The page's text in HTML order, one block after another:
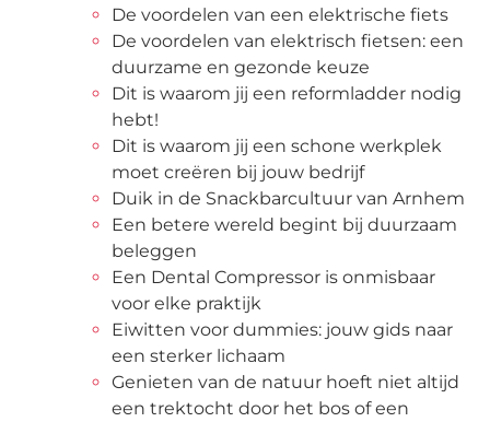
De voordelen van een elektrische fiets
De voordelen van elektrisch fietsen: een
duurzame en gezonde keuze
Dit is waarom jij een reformladder nodig
hebt!
Dit is waarom jij een schone werkplek
moet creëren bij jouw bedrijf
Duik in de Snackbarcultuur van Arnhem
Een betere wereld begint bij duurzaam
beleggen
Een Dental Compressor is onmisbaar
voor elke praktijk
Eiwitten voor dummies: jouw gids naar
een sterker lichaam
Genieten van de natuur hoeft niet altijd
een trektocht door het bos of een